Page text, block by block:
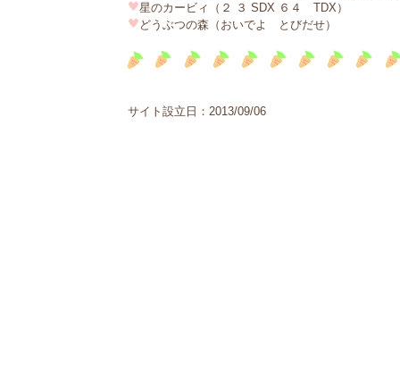
星のカービィ（２ ３ SDX ６４ TDX）
どうぶつの森（おいでよ とびだせ）
サイト設立日：2013/09/06